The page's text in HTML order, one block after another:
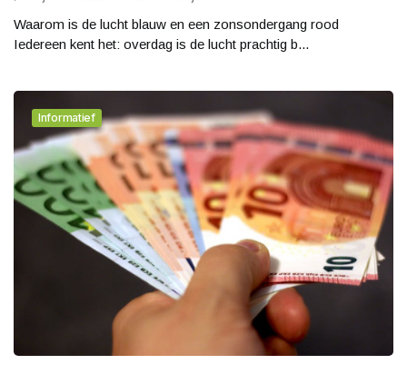
Waarom is de lucht blauw en een zonsondergang rood
Iedereen kent het: overdag is de lucht prachtig b...
Informatief